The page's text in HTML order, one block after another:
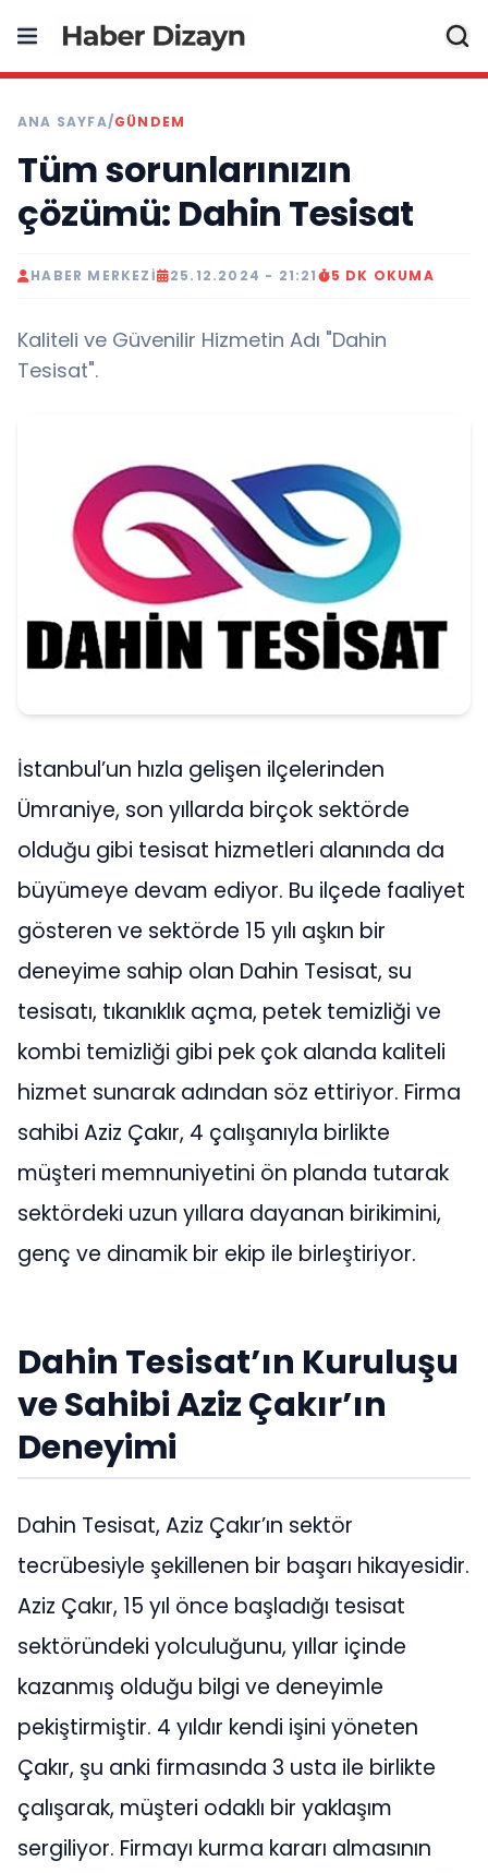
ANA SAYFA/GÜNDEM
Tüm sorunlarınızın
çözümü: Dahin Tesisat
HABER MERKEZI 25.12.2024 - 21:21 5 DK OKUMA
Kaliteli ve Güvenilir Hizmetin Adı "Dahin
Tesisat".
İstanbul’un hızla gelişen ilçelerinden
Ümraniye, son yıllarda birçok sektörde
olduğu gibi tesisat hizmetleri alanında da
büyümeye devam ediyor. Bu ilçede faaliyet
gösteren ve sektörde 15 yılı aşkın bir
deneyime sahip olan Dahin Tesisat, su
tesisatı, tıkanıklık açma, petek temizliği ve
kombi temizliği gibi pek çok alanda kaliteli
hizmet sunarak adından söz ettiriyor. Firma
sahibi Aziz Çakır, 4 çalışanıyla birlikte
müşteri memnuniyetini ön planda tutarak
sektördeki uzun yıllara dayanan birikimini,
genç ve dinamik bir ekip ile birleştiriyor.
Dahin Tesisat’ın Kuruluşu
ve Sahibi Aziz Çakır’ın
Deneyimi
Dahin Tesisat, Aziz Çakır’ın sektör
tecrübesiyle şekillenen bir başarı hikayesidir.
Aziz Çakır, 15 yıl önce başladığı tesisat
sektöründeki yolculuğunu, yıllar içinde
kazanmış olduğu bilgi ve deneyimle
pekiştirmiştir. 4 yıldır kendi işini yöneten
Çakır, şu anki firmasında 3 usta ile birlikte
çalışarak, müşteri odaklı bir yaklaşım
sergiliyor. Firmayı kurma kararı almasının